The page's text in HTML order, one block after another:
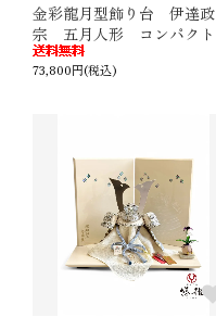
金彩龍月型飾り台 伊達政
宗 五月人形 コンパクト
73,800円(税込)